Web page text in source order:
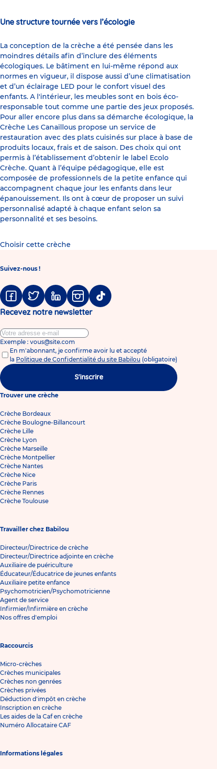
Une structure tournée vers l’écologie
La conception de la crèche a été pensée dans les
moindres détails afin d’inclure des éléments
écologiques. Le bâtiment en lui-même répond aux
normes en vigueur, il dispose aussi d’une climatisation
et d’un éclairage LED pour le confort visuel des
enfants. A l'intérieur, les meubles sont en bois éco-
responsable tout comme une partie des jeux proposés.
Pour aller encore plus dans sa démarche écologique, la
Crèche Les Canaillous propose un service de
restauration avec des plats cuisinés sur place à base de
produits locaux, frais et de saison. Des choix qui ont
permis à l’établissement d’obtenir le label Ecolo
Crèche. Quant à l’équipe pédagogique, elle est
composée de professionnels de la petite enfance qui
accompagnent chaque jour les enfants dans leur
épanouissement. Ils ont à cœur de proposer un suivi
personnalisé adapté à chaque enfant selon sa
personnalité et ses besoins.
Choisir cette crèche
Suivez-nous !
FacebookTwitter LinkedinInstagramTiktok
Recevez notre newsletter
Exemple : vous@site.com
En m'abonnant, je confirme avoir lu et accepté
la Politique de Confidentialité du site Babilou (obligatoire)
S'inscrire
Trouver une crèche
Crèche Bordeaux
Crèche Boulogne-Billancourt
Crèche Lille
Crèche Lyon
Crèche Marseille
Crèche Montpellier
Crèche Nantes
Crèche Nice
Crèche Paris
Crèche Rennes
Crèche Toulouse
Travailler chez Babilou
Directeur/Directrice de crèche
Directeur/Directrice adjointe en crèche
Auxiliaire de puériculture
Éducateur/Éducatrice de jeunes enfants
Auxiliaire petite enfance
Psychomotricien/Psychomotricienne
Agent de service
Infirmier/Infirmière en crèche
Nos offres d'emploi
Raccourcis
Micro-crèches
Crèches municipales
Crèches non genrées
Crèches privées
Déduction d'impôt en crèche
Inscription en crèche
Les aides de la Caf en crèche
Numéro Allocataire CAF
Informations légales